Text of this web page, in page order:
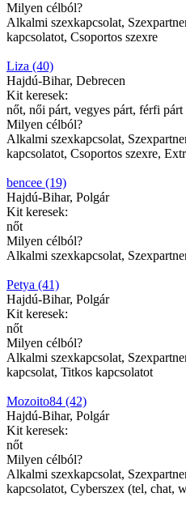
Milyen célból?
Alkalmi szexkapcsolat,
kapcsolatot, Csoportos szexre
Liza (40)
Hajdú-Bihar, Debrecen
Kit keresek:
nőt, női párt, vegyes párt, férfi párt
Milyen célból?
Alkalmi szexkapcsolat,
kapcsolatot, Csoportos szexre,
bencee (19)
Hajdú-Bihar, Polgár
Kit keresek:
nőt
Milyen célból?
Alkalmi szexkapcsolat,
Petya (41)
Hajdú-Bihar, Polgár
Kit keresek:
nőt
Milyen célból?
Alkalmi szexkapcsolat,
kapcsolat, Titkos kapcsolatot
Mozoito84 (42)
Hajdú-Bihar, Polgár
Kit keresek:
nőt
Milyen célból?
Alkalmi szexkapcsolat,
kapcsolatot, Cyberszex (tel, chat,